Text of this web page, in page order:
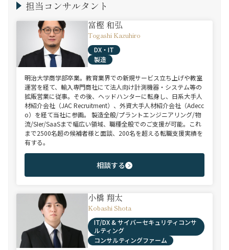
担当コンサルタント
富樫 和弘
Togashi Kazuhiro
DX・IT
製造
明治大学商学部卒業。教育業界での新規サービス立ち上げや教室
運営を経て、輸入専門商社にて法人向け計測機器・システム等の
拡販営業に従事。その後、ヘッドハンターに転身し、日系大手人
材紹介会社（JAC Recruitment）、外資大手人材紹介会社（Adecc
o）を経て当社に参画。 製造全般/プラントエンジニアリング/物
流/SIer/SaaSまで幅広い領域、職種全般でのご支援が可能。これ
まで2500名超の候補者様と面談、200名を超える転職支援実績を
有する。
相談する
小橋 翔太
Kobashi Shota
IT/DX & サイバーセキュリティコンサ
ルティング
コンサルティングファーム